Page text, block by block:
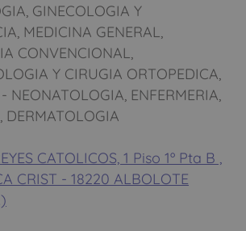
GINECOLOGIA Y
MEDICINA GENERAL,
CONVENCIONAL,
Y CIRUGIA ORTOPEDICA,
NEONATOLOGIA, ENFERMERIA,
DERMATOLOGIA
CATOLICOS, 1 Piso 1º Pta B ,
CRIST - 18220 ALBOLOTE